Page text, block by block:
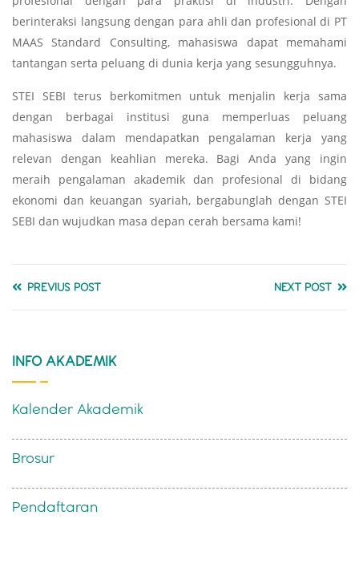
berinteraksi langsung dengan para ahli dan profesional di PT
MAAS Standard Consulting, mahasiswa dapat memahami
tantangan serta peluang di dunia kerja yang sesungguhnya.
STEI SEBI terus berkomitmen untuk menjalin kerja sama
dengan berbagai institusi guna memperluas peluang
mahasiswa dalam mendapatkan pengalaman kerja yang
relevan dengan keahlian mereka. Bagi Anda yang ingin
meraih pengalaman akademik dan profesional di bidang
ekonomi dan keuangan syariah, bergabunglah dengan STEI
SEBI dan wujudkan masa depan cerah bersama kami!
PREVIUS POST NEXT POST
INFO AKADEMIK
Kalender Akademik
Brosur
Pendaftaran